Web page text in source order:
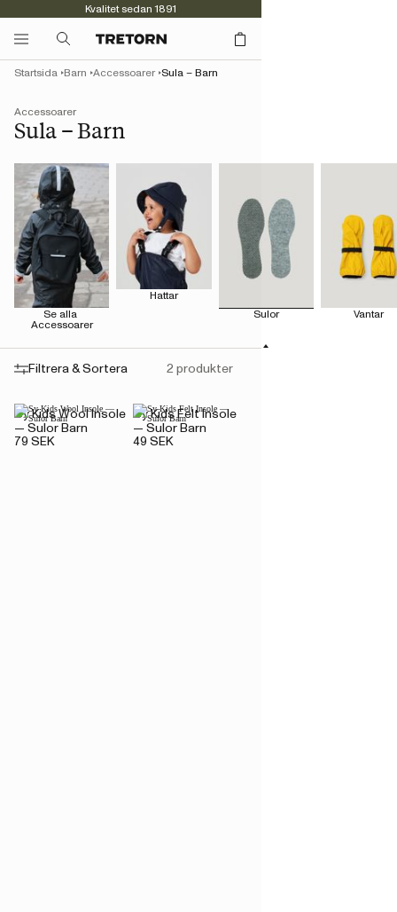
Kvalitet sedan 1891
Accessoarer
Sula – Barn
Startsida Barn Accessoarer Sula – Barn
Se alla
Accessoarer
Hattar
Sulor
Vantar
Filtrera & Sortera 2 produkter
Sy Kids Wool Insole
— Sulor Barn
79 SEK
Sy Kids Felt Insole
— Sulor Barn
49 SEK